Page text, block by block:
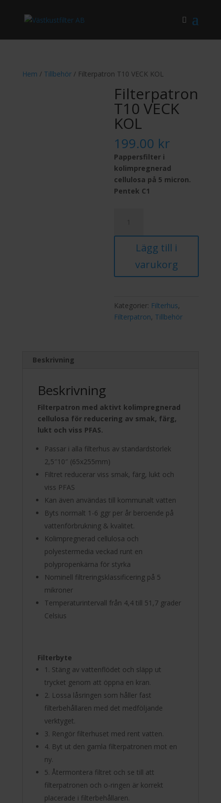
Hem / Tillbehör/ Filterpatron T10 VECK KOL
Filterpatron
T10 VECK
KOL
199.00 kr
Pappersfilter i
kolimpregnerad
cellulosa på 5 micron.
Pentek C1
VECK
Lägg till i
varukorg
Kategorier: Filterhus,
Filterpatron, Tillbehör
Beskrivning
Beskrivning
Filterpatron med aktivt kolimpregnerad
cellulosa för reducering av smak, färg,
lukt och viss PFAS.
Passar i alla filterhus av standardstorlek
2,5″10″ (65x255mm)
Filtret reducerar viss smak, färg, lukt och
viss PFAS
Kan även användas till kommunalt vatten
Byts normalt 1-6 ggr per år beroende på
vattenförbrukning & kvalitet.
Kolimpregnerad cellulosa och
polyestermedia veckad runt en
polypropenkärna för styrka
Nominell filtreringsklassificering på 5
mikroner
Temperaturintervall från 4,4 till 51,7 grader
Celsius
Filterbyte
1. Stäng av vattenflödet och släpp ut
trycket genom att öppna en kran.
2. Lossa låsringen som håller fast
filterbehållaren med det medföljande
verktyget.
3. Rengör filterhuset med rent vatten.
4. Byt ut den gamla filterpatronen mot en
ny.
5. Återmontera filtret och se till att
filterpatronen och o-ringen är korrekt
placerade i filterbehållaren.